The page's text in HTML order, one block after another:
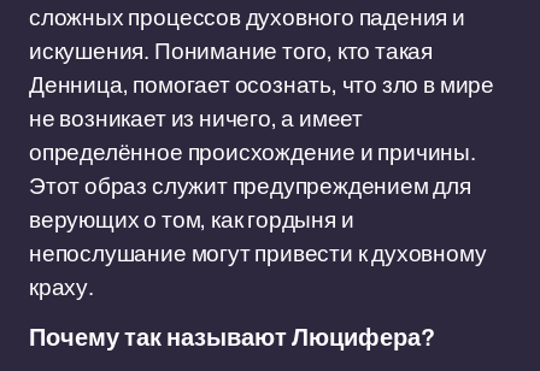
сложных процессов духовного падения и
искушения. Понимание того, кто такая
Денница, помогает осознать, что зло в мире
не возникает из ничего, а имеет
определённое происхождение и причины.
Этот образ служит предупреждением для
верующих о том, как гордыня и
непослушание могут привести к духовному
краху.
Почему так называют Люцифера?